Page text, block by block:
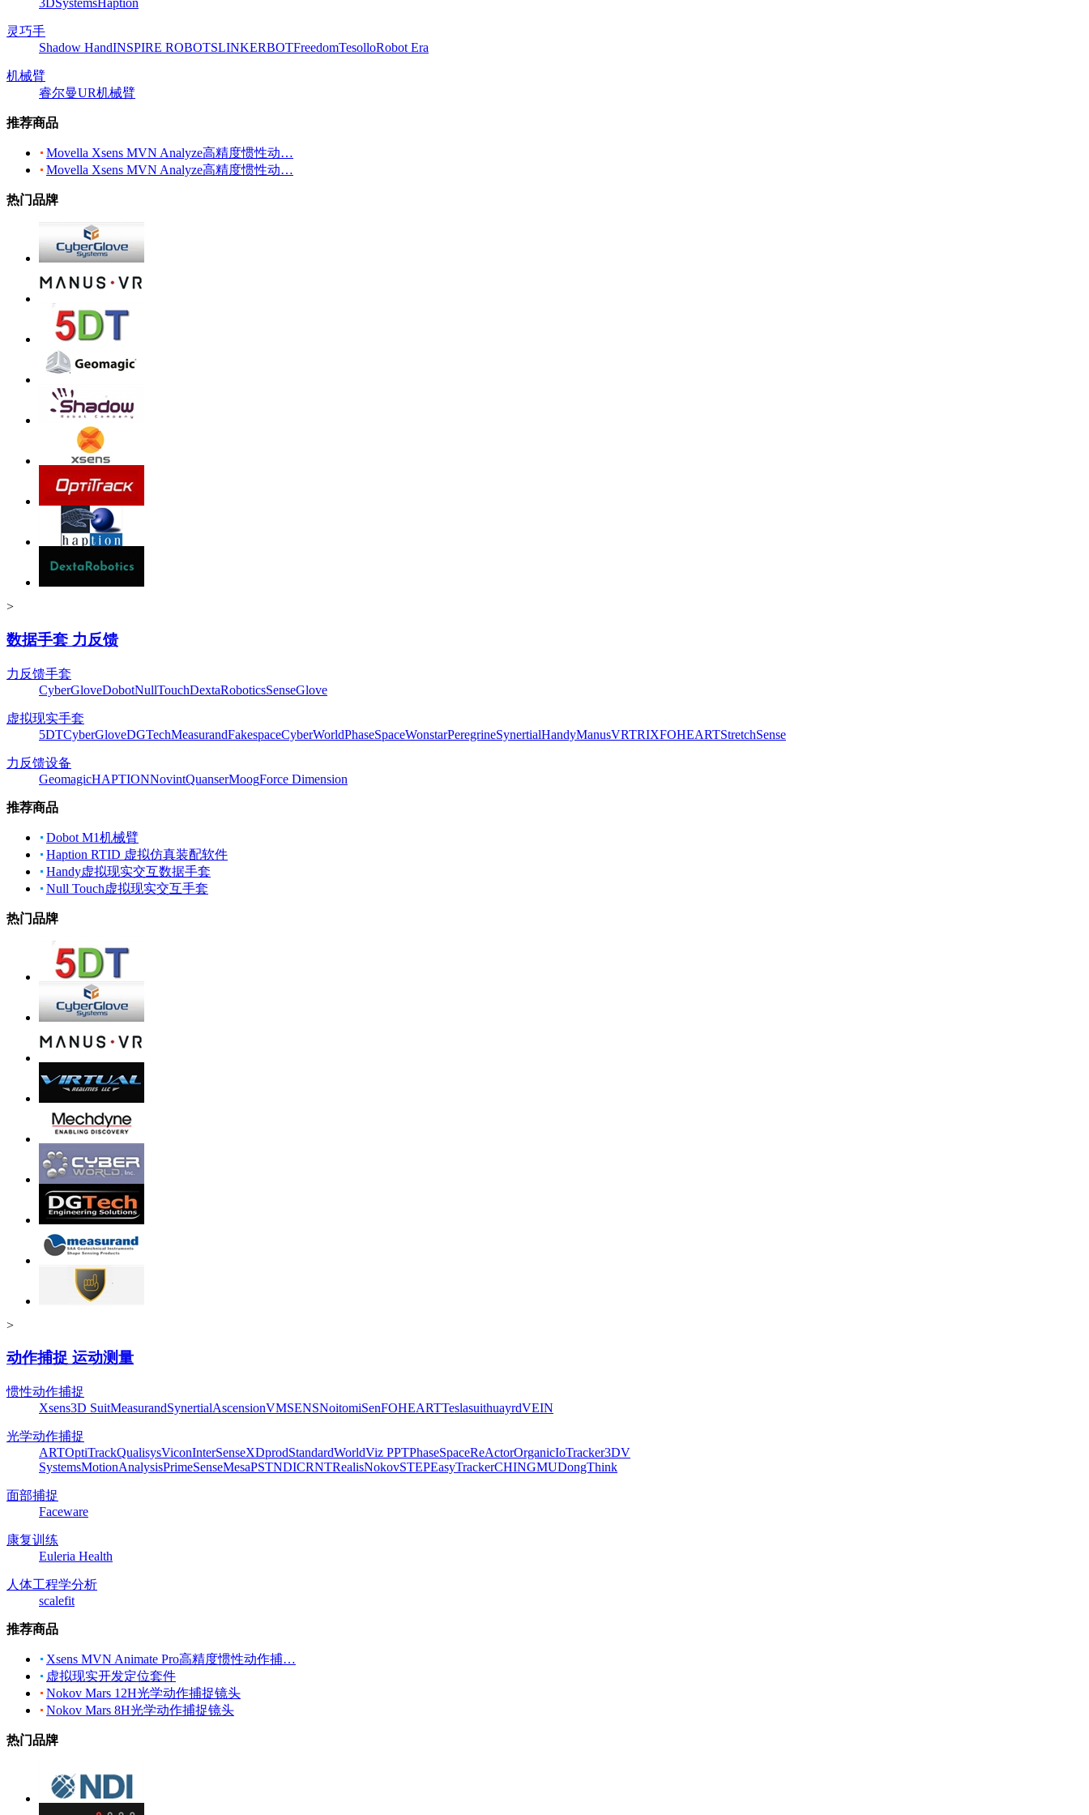
3DSystemsHaption
灵巧手
Shadow HandINSPIRE ROBOTSLINKERBOTFreedomTesolloRobot Era
机械臂
睿尔曼UR机械臂
推荐商品
Movella Xsens MVN Analyze高精度惯性动…
Movella Xsens MVN Analyze高精度惯性动…
热门品牌
>
数据手套 力反馈
力反馈手套
CyberGloveDobotNullTouchDextaRoboticsSenseGlove
虚拟现实手套
5DTCyberGloveDGTechMeasurandFakespaceCyberWorldPhaseSpaceWonstarPeregrineSynertialHandyManusVRTRIXFOHEARTStretchSense
力反馈设备
GeomagicHAPTIONNovintQuanserMoogForce Dimension
推荐商品
Dobot M1机械臂
Haption RTID 虚拟仿真装配软件
Handy虚拟现实交互数据手套
Null Touch虚拟现实交互手套
热门品牌
>
动作捕捉 运动测量
惯性动作捕捉
Xsens3D SuitMeasurandSynertialAscensionVMSENSNoitomiSenFOHEARTTeslasuithuayrdVEIN
光学动作捕捉
ARTOptiTrackQualisysViconInterSenseXDprodStandardWorldViz PPTPhaseSpaceReActorOrganicIoTracker3DV
SystemsMotionAnalysisPrimeSenseMesaPSTNDICRNTRealisNokovSTEPEasyTrackerCHINGMUDongThink
面部捕捉
Faceware
康复训练
Euleria Health
人体工程学分析
scalefit
推荐商品
Xsens MVN Animate Pro高精度惯性动作捕…
虚拟现实开发定位套件
Nokov Mars 12H光学动作捕捉镜头
Nokov Mars 8H光学动作捕捉镜头
热门品牌